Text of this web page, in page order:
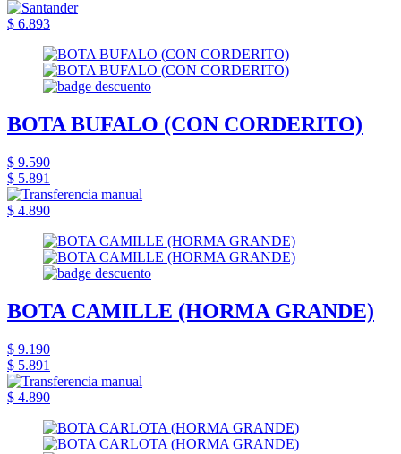
$ 6.893
BOTA BUFALO (CON CORDERITO)
$ 9.590
$ 5.891
$ 4.890
BOTA CAMILLE (HORMA GRANDE)
$ 9.190
$ 5.891
$ 4.890